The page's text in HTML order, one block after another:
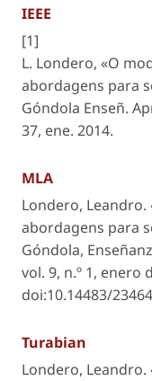
IEEE
[1]
L. Londero, «O
abordagens para
Góndola Enseñ.
37, ene. 2014.
MLA
Londero,
abordagens para
Góndola,
vol. 9, n.º 1, enero
doi:10.14483/
Turabian
Londero,